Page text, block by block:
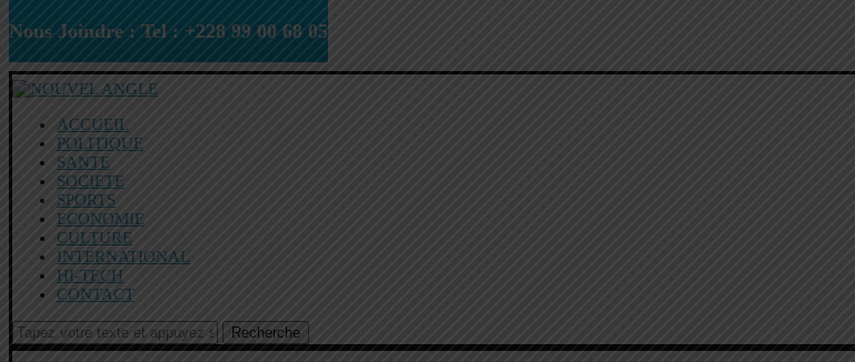
Nous Joindre : Tel : +228 99 00 68 05
ACCUEIL
POLITIQUE
SANTE
SOCIETE
SPORTS
ECONOMIE
CULTURE
INTERNATIONAL
HI-TECH
CONTACT
Recherche